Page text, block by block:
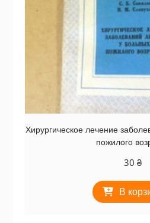
Хирургическое лечение
пожилого
30 ₴
В